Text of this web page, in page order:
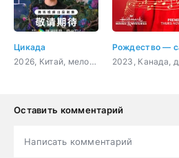
Цикада
2026, Китай, мелодрама
Оставить комментарий
Написать комментарий